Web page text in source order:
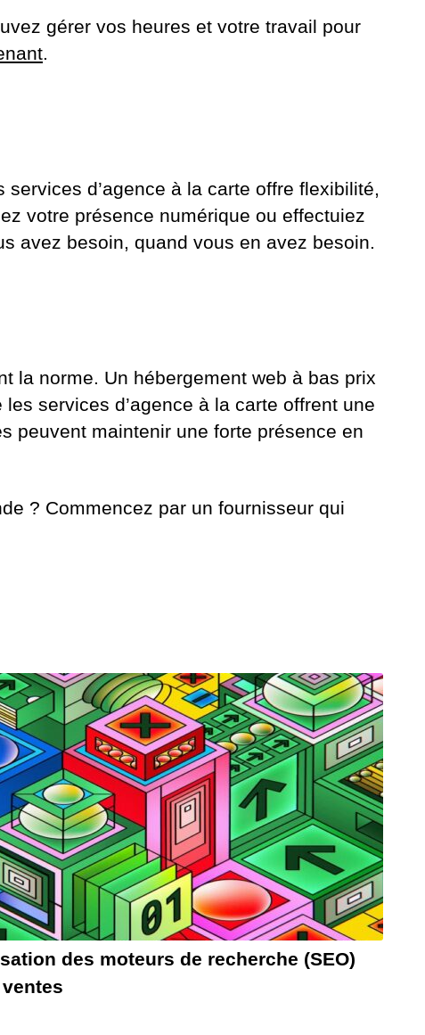
gérer vos heures et votre travail pour
d’agence à la carte offre flexibilité,
votre présence numérique ou effectuiez
avez besoin, quand vous en avez besoin.
la norme. Un hébergement web à bas prix
services d’agence à la carte offrent une
peuvent maintenir une forte présence en
? Commencez par un fournisseur qui
des moteurs de recherche (SEO)